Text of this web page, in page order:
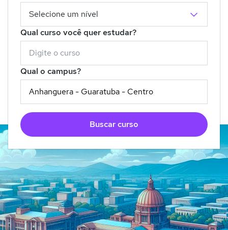
Qual curso você quer estudar?
Qual o campus?
Buscar curso